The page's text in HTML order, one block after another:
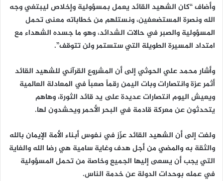
وأضاف “كان الشهيد القائد يعمل بمسؤولية وإخلاص ليبتغي وجه
الله ونصرة المستضعفين، ونستلهم من خطاباته معنى تحمل
المسؤولية والصبر في حالات الشدائد، وهو ما جسده الشهداء مع
امتداد المسيرة الطويلة التي ستستمر ولن تتوقف”.
وأشار محمد علي الحوثي إلى أن المشروع القرآني للشهيد القائد
أثمر عزة وانتصارات وبات اليمن رقماً صعباً في المعادلة العالمية
ويعيش اليوم انتصارات عديدة على يد قائد الثورة، وهاهم
يتحدثون عن معركة قادمة في البحر الأحمر ويحشدون لها.
ولفت إلى أن الشهيد القائد عزّز في نفوس أبناء الأمة الإيمان بالله
والثقة به والمضي من أجل هدف وغاية سامية هي رضا الله والغاية
التي يجب أن يسعى إليها الجميع وخاصة من تحمل المسؤولية
في عمله بوحدات الدولة عن خدمة الناس.